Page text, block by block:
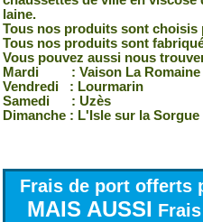
laine.
Tous nos produits sont choisis
Tous nos produits sont
Vous pouvez aussi nous
Mardi : Vaison La Romaine
Vendredi : Lourmarin
Samedi : Uzès
Dimanche : L'Isle sur la Sorgue
Frais de port offerts
MAIS AUSSI